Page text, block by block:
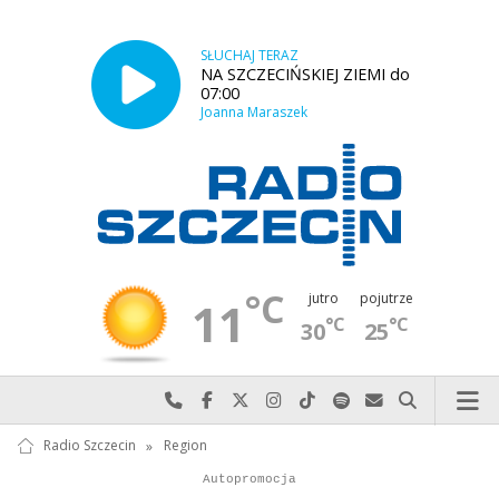
SŁUCHAJ TERAZ
NA SZCZECIŃSKIEJ ZIEMI do
07:00
Joanna Maraszek
11°C jutro
30°C
pojutrze
25°C
Najlepiej po prostu do nas zadzwoń
Odwiedź nas na Facebook-u
Odwiedź nas na X
Odwiedź nas na Instagram-ie
Odwiedź nas na TikTok-u
Szukaj nas na Spotify
Wyślij do nas
Szukaj
Radio Szczecin » Region
Autopromocja
Autopromocja
Reklama